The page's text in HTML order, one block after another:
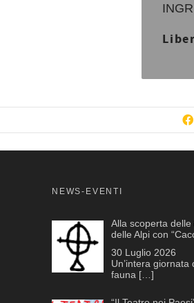
NEWS-EVENTI
Alla scoperta
delle Alpi con
30 Luglio 2026
Un’intera
fauna […]